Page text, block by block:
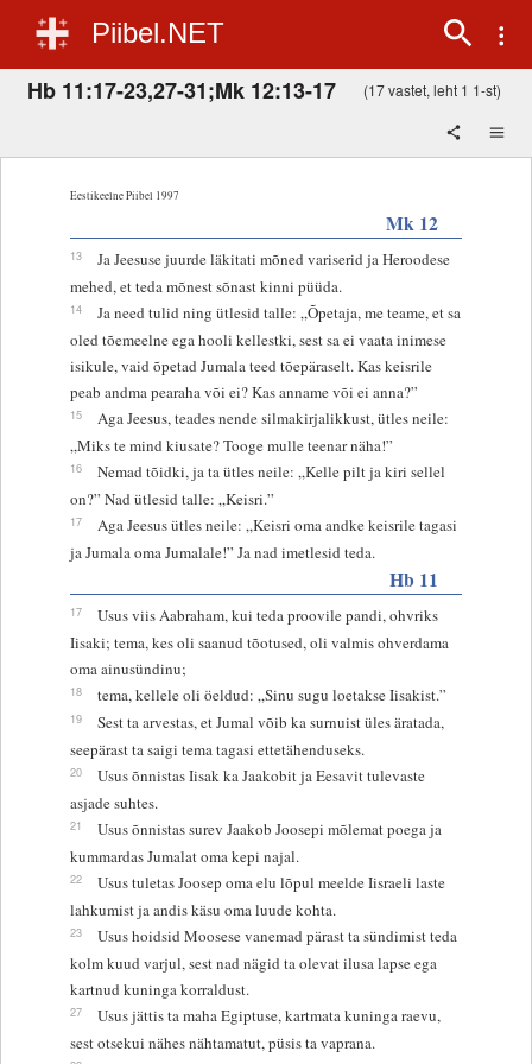
Piibel.NET
Hb 11:17-23,27-31;Mk 12:13-17 (17 vastet, leht 1 1-st)
Eestikeelne Piibel 1997
Mk 12
13
Ja Jeesuse juurde läkitati mõned variserid ja Heroodese
mehed, et teda mõnest sõnast kinni püüda.
14
Ja need tulid ning ütlesid talle: „Õpetaja, me teame, et sa
oled tõemeelne ega hooli kellestki, sest sa ei vaata inimese
isikule, vaid õpetad Jumala teed tõepäraselt. Kas keisrile
peab andma pearaha või ei? Kas anname või ei anna?”
15
Aga Jeesus, teades nende silmakirjalikkust, ütles neile:
„Miks te mind kiusate? Tooge mulle teenar näha!”
16
Nemad tõidki, ja ta ütles neile: „Kelle pilt ja kiri sellel
on?” Nad ütlesid talle: „Keisri.”
17
Aga Jeesus ütles neile: „Keisri oma andke keisrile tagasi
ja Jumala oma Jumalale!” Ja nad imetlesid teda.
Hb 11
17
Usus viis Aabraham, kui teda proovile pandi, ohvriks
Iisaki; tema, kes oli saanud tõotused, oli valmis ohverdama
oma ainusündinu;
18 tema, kellele oli öeldud: „Sinu sugu loetakse Iisakist.”
19
Sest ta arvestas, et Jumal võib ka surnuist üles äratada,
seepärast ta saigi tema tagasi ettetähenduseks.
20
Usus õnnistas Iisak ka Jaakobit ja Eesavit tulevaste
asjade suhtes.
21
Usus õnnistas surev Jaakob Joosepi mõlemat poega ja
kummardas Jumalat oma kepi najal.
22
Usus tuletas Joosep oma elu lõpul meelde Iisraeli laste
lahkumist ja andis käsu oma luude kohta.
23
Usus hoidsid Moosese vanemad pärast ta sündimist teda
kolm kuud varjul, sest nad nägid ta olevat ilusa lapse ega
kartnud kuninga korraldust.
27
Usus jättis ta maha Egiptuse, kartmata kuninga raevu,
sest otsekui nähes nähtamatut, püsis ta vaprana.